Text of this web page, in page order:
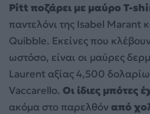
Pitt ποζάρει με μαύρο T-
παντελόνι της Isabel Marant
Quibble. Εκείνες που
ωστόσο, είναι οι μαύρες
Laurent αξίας 4,500
Vaccarello. Οι ίδιες μπότες
ακόμα στο παρελθόναπό